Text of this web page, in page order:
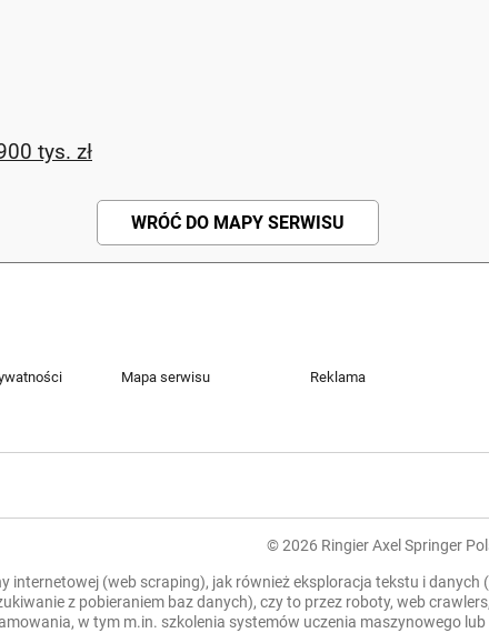
tys. zł
WRÓĆ DO MAPY SERWISU
Mapa serwisu
Reklama
© 2026 Ringier Axel Springer
(web scraping), jak również eksploracja tekstu i
z pobieraniem baz danych), czy to przez roboty, web
w tym m.in. szkolenia systemów uczenia maszynowego